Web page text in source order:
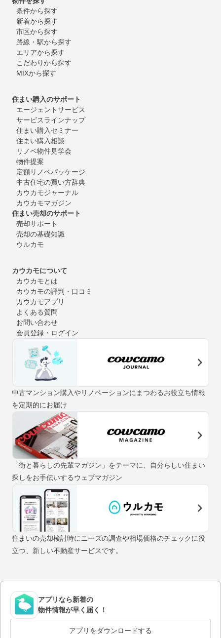
条件から探す
新着から探す
市区から探す
路線・駅から探す
エリアから探す
こだわりから探す
MIXから探す
住まい購入のサポート
エージェントサービス
サービスラインナップ
住まい購入セミナー
住まい購入相談
リノベ物件見学会
物件提案
定額リノベパッケージ
中古住宅の買い方辞典
カウカモジャーナル
カウカモマガジン
住まい売却のサポート
売却サポート
売却の基礎知識
ウルカモ
カウカモについて
カウカモとは
カウカモの評判・口コミ
カウカモアプリ
よくある質問
お問い合わせ
会員登録・ログイン
中古マンション購入やリノベーションにまつわるお役立ち情報
を定期的にお届け
「街と暮らしの先輩マガジン」をテーマに、自分らしい住まい
探しをお手伝いするウェブマガジン
住まいの売却検討時にニーズの調査や相場価格のチェックに役
立つ、新しい不動産サービスです。
アプリなら新着の
物件情報が早く届く！
アプリをダウンロードする